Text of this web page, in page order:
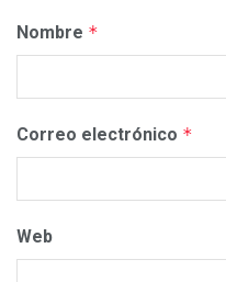
Nombre *
Correo electrónico *
Web